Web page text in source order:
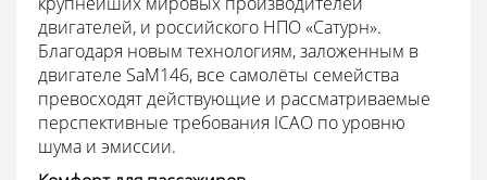
двигателей, и российского НПО «Сатурн».
Благодаря новым технологиям, заложенным в
двигателе SaM146, все самолёты семейства
превосходят действующие и рассматриваемые
перспективные требования ICAO по уровню
шума и эмиссии.